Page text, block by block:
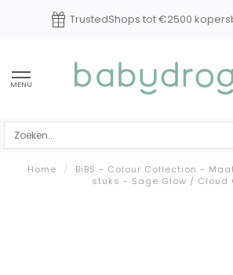
MENU
Home /
BiBS - Colour Collection -
stuks - Sage Glow / Cloud